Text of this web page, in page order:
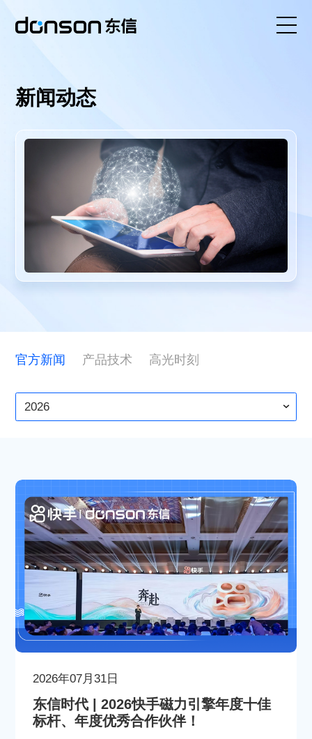
关于东信
联系东信
新闻动态
官方新闻 产品技术 高光时刻
2026
2026年07月31日
东信时代 | 2026快手磁力引擎年度十佳
标杆、年度优秀合作伙伴！